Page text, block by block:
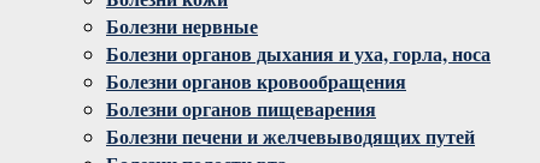
Болезни нервные
Болезни органов дыхания и уха, горла, носа
Болезни органов кровообращения
Болезни органов пищеварения
Болезни печени и желчевыводящих путей